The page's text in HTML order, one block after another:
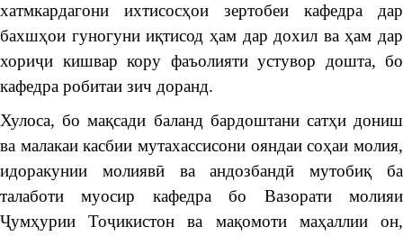
хатмкардагони ихтисосҳои зертобеи кафедра дар
бахшҳои гуногуни иқтисод ҳам дар дохил ва ҳам дар
хориҷи кишвар кору фаъолияти устувор дошта, бо
кафедра робитаи зич доранд.
Хулоса, бо мақсади баланд бардоштани сатҳи дониш
ва малакаи касбии мутахассисони ояндаи соҳаи молия,
идоракунии молиявӣ ва андозбандӣ мутобиқ ба
талаботи муосир кафедра бо Вазорати молияи
Ҷумҳурии Тоҷикистон ва мақомоти маҳаллии он,